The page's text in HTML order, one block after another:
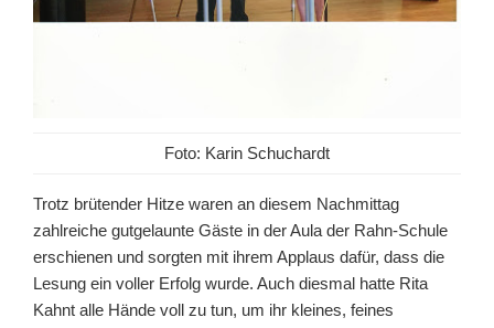
Foto: Karin Schuchardt
Trotz brütender Hitze waren an diesem Nachmittag
zahlreiche gutgelaunte Gäste in der Aula der Rahn-Schule
erschienen und sorgten mit ihrem Applaus dafür, dass die
Lesung ein voller Erfolg wurde. Auch diesmal hatte Rita
Kahnt alle Hände voll zu tun, um ihr kleines, feines